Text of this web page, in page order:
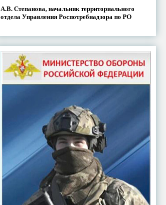
А.В. Степанова, начальник территориального
отдела Управления Роспотребнадзора по РО